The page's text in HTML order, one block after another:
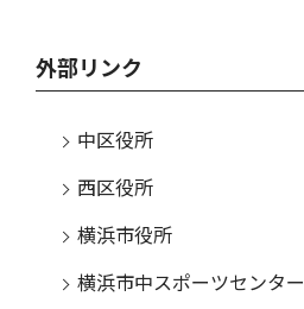
外部リンク
中区役所
西区役所
横浜市役所
横浜市中スポーツセンター